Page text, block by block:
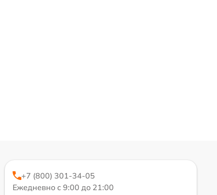
+7 (800) 301-34-05
Ежедневно с 9:00 до 21:00